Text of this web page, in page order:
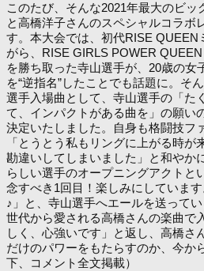
このたび、そんな2021年最大のビ
と高橋洋子さんのスペシャルコラボ
す。本大会では、初代RISE QUEEN
がら、RISE GIRLS POWER
を勝ち取った寺山選手が、20歳の女
を“逆指名”したことでも話題に。そ
選手入場曲として、寺山選手の「た
て、インパクトがある曲を」の願い
決定いたしました。自身も格闘技フ
「とうとう私もリングに上がる時が
勘違いしてしまいました」と和やか
らしい選手のオープニングアクトと
念すべき1回目！楽しみにしていま
♪」と、寺山選手へエールを送って
世代から愛される高橋さんの楽曲で
しく、心強いです」と返し、高橋さ
だけのパワーをもたらすのか、今か
下、コメント全文掲載）